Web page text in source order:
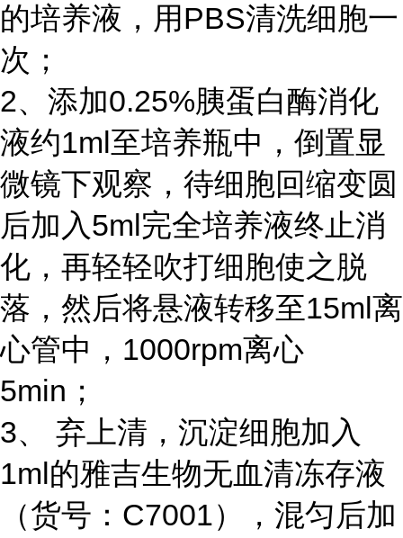
的培养液，用PBS清洗细胞一
次；
2、添加0.25%胰蛋白酶消化
液约1ml至培养瓶中，倒置显
微镜下观察，待细胞回缩变圆
后加入5ml完全培养液终止消
化，再轻轻吹打细胞使之脱
落，然后将悬液转移至15ml离
心管中，1000rpm离心
5min；
3、 弃上清，沉淀细胞加入
1ml的雅吉生物无血清冻存液
（货号：C7001），混匀后加